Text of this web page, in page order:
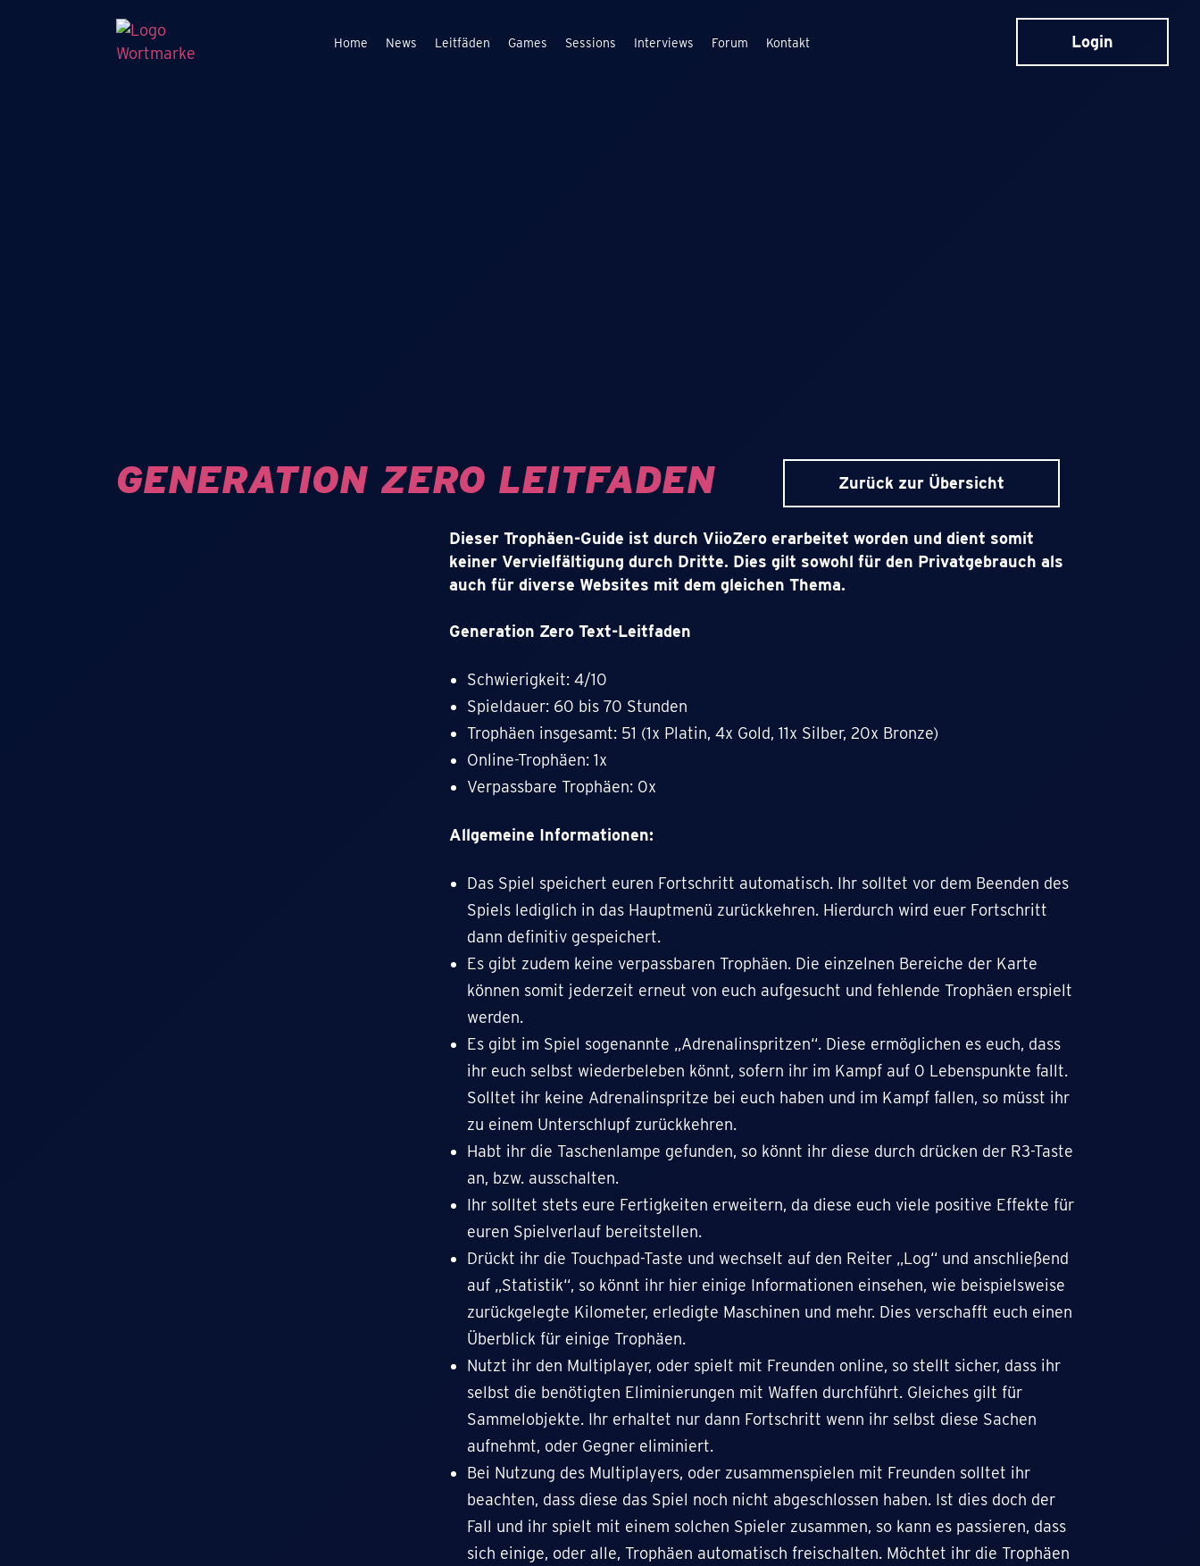
Home News Leitfäden Games Sessions Interviews Forum Kontakt Login
GENERATION ZERO LEITFADEN Zurück zur Übersicht
Dieser Trophäen-Guide ist durch ViioZero erarbeitet worden und dient somit
keiner Vervielfältigung durch Dritte. Dies gilt sowohl für den Privatgebrauch als
auch für diverse Websites mit dem gleichen Thema.
Generation Zero Text-Leitfaden
Schwierigkeit: 4/10
Spieldauer: 60 bis 70 Stunden
Trophäen insgesamt: 51 (1x Platin, 4x Gold, 11x Silber, 20x Bronze)
Online-Trophäen: 1x
Verpassbare Trophäen: 0x
Allgemeine Informationen:
Das Spiel speichert euren Fortschritt automatisch. Ihr solltet vor dem Beenden des
Spiels lediglich in das Hauptmenü zurückkehren. Hierdurch wird euer Fortschritt
dann definitiv gespeichert.
Es gibt zudem keine verpassbaren Trophäen. Die einzelnen Bereiche der Karte
können somit jederzeit erneut von euch aufgesucht und fehlende Trophäen erspielt
werden.
Es gibt im Spiel sogenannte „Adrenalinspritzen“. Diese ermöglichen es euch, dass
ihr euch selbst wiederbeleben könnt, sofern ihr im Kampf auf 0 Lebenspunkte fallt.
Solltet ihr keine Adrenalinspritze bei euch haben und im Kampf fallen, so müsst ihr
zu einem Unterschlupf zurückkehren.
Habt ihr die Taschenlampe gefunden, so könnt ihr diese durch drücken der R3-Taste
an, bzw. ausschalten.
Ihr solltet stets eure Fertigkeiten erweitern, da diese euch viele positive Effekte für
euren Spielverlauf bereitstellen.
Drückt ihr die Touchpad-Taste und wechselt auf den Reiter „Log“ und anschließend
auf „Statistik“, so könnt ihr hier einige Informationen einsehen, wie beispielsweise
zurückgelegte Kilometer, erledigte Maschinen und mehr. Dies verschafft euch einen
Überblick für einige Trophäen.
Nutzt ihr den Multiplayer, oder spielt mit Freunden online, so stellt sicher, dass ihr
selbst die benötigten Eliminierungen mit Waffen durchführt. Gleiches gilt für
Sammelobjekte. Ihr erhaltet nur dann Fortschritt wenn ihr selbst diese Sachen
aufnehmt, oder Gegner eliminiert.
Bei Nutzung des Multiplayers, oder zusammenspielen mit Freunden solltet ihr
beachten, dass diese das Spiel noch nicht abgeschlossen haben. Ist dies doch der
Fall und ihr spielt mit einem solchen Spieler zusammen, so kann es passieren, dass
sich einige, oder alle, Trophäen automatisch freischalten. Möchtet ihr die Trophäen